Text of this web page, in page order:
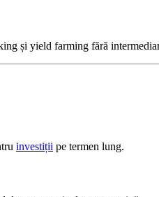
și yield farming fără
investiții pe termen lung.